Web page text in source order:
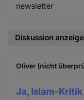
newsletter
Diskussion
Oliver (nicht
Ja, Islam-